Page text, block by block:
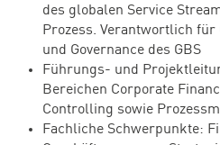
des globalen Service
Prozess. Verantwortlich
und Governance des GBS
Führungs- und
Bereichen Corporate
Controlling sowie
Fachliche Schwerpunkte: